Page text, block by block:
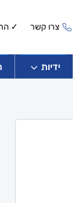
צרו קשר ✓
ידיות